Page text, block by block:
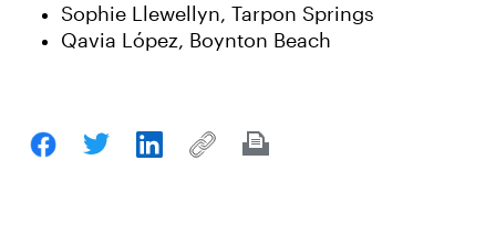
Sophie Llewellyn, Tarpon Springs
Qavia López, Boynton Beach